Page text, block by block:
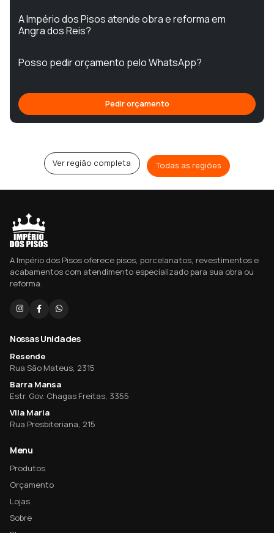
A Império dos Pisos atende obra e reforma em
Angra dos Reis?
Posso pedir orçamento pelo WhatsApp?
Pedir orçamento
Ver região completa Todas as regiões
A Império dos Pisos oferece pisos, porcelanatos, revestimentos e
acabamentos com atendimento especializado para sua obra ou
reforma.
Nossas Unidades
Resende
Rua São Mateus, 2315
Barra Mansa
Estr. Gov. Chagas Freitas, 3355
Vila Maria
Rua Presbiteriana, 215
Menu
Produtos
Orçamento
Lojas
Sobre